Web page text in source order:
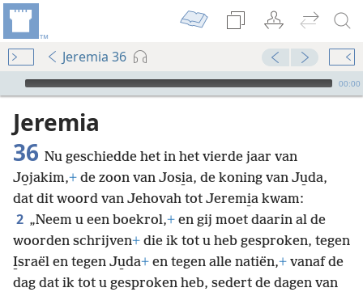
Jeremia 36
Audio Player
00:00
Jeremia
36 Nu geschiedde het in het vierde jaar van
Jo̱jakim,+ de zoon van Josi̱a, de koning van Ju̱da,
dat dit woord van Jehovah tot Jeremi̱a kwam:
2 „Neem u een boekrol,+ en gij moet daarin al de
woorden schrijven+ die ik tot u heb gesproken, tegen
I̱sraël en tegen Ju̱da+ en tegen alle natiën,+ vanaf de
dag dat ik tot u gesproken heb, sedert de dagen van